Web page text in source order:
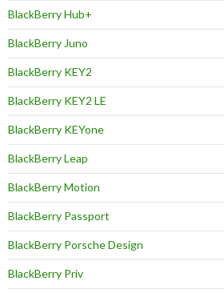
BlackBerry Hub+
BlackBerry Juno
BlackBerry KEY2
BlackBerry KEY2 LE
BlackBerry KEYone
BlackBerry Leap
BlackBerry Motion
BlackBerry Passport
BlackBerry Porsche Design
BlackBerry Priv